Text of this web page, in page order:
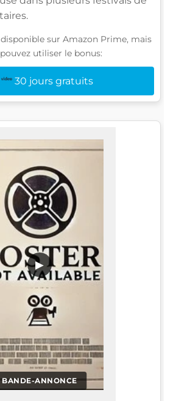
sur Amazon Prime, mais
utiliser le bonus:
30 jours gratuits
BANDE-ANNONCE
▶